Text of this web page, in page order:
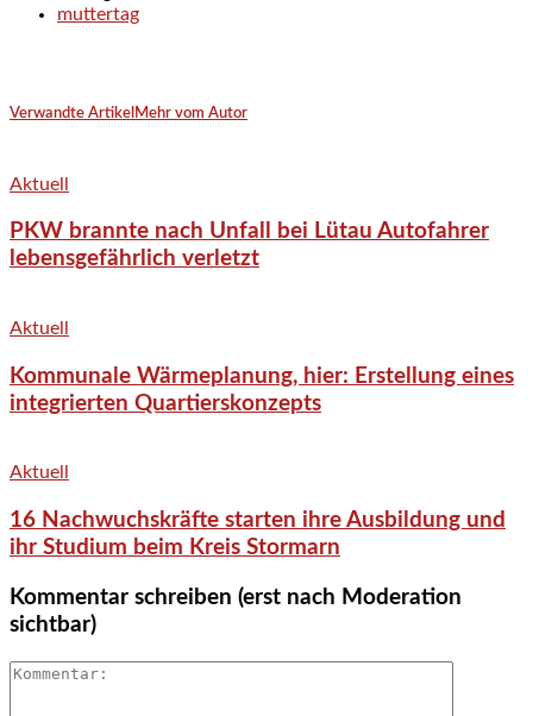
muttertag
Verwandte Artikel Mehr vom Autor
Aktuell
PKW brannte nach Unfall bei Lütau Autofahrer
lebensgefährlich verletzt
Aktuell
Kommunale Wärmeplanung, hier: Erstellung eines
integrierten Quartierskonzepts
Aktuell
16 Nachwuchskräfte starten ihre Ausbildung und
ihr Studium beim Kreis Stormarn
Kommentar schreiben (erst nach Moderation
sichtbar)